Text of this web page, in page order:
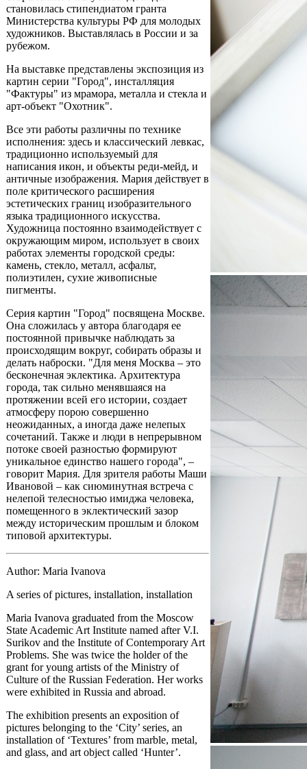
становилась стипендиатом гранта
Министерства культуры РФ для молодых
художников. Выставлялась в России и за
рубежом.
На выставке представлены экспозиция из
картин серии "Город", инсталляция
"Фактуры" из мрамора, металла и стекла и
арт-объект "Охотник".
Все эти работы различны по технике
исполнения: здесь и классический левкас,
традиционно используемый для
написания икон, и объекты реди-мейд, и
античные изображения. Мария действует в
поле критического расширения
эстетических границ изобразительного
языка традиционного искусства.
Художница постоянно взаимодействует с
окружающим миром, использует в своих
работах элементы городской среды:
камень, стекло, металл, асфальт,
полиэтилен, сухие живописные
пигменты.
Серия картин "Город" посвящена Москве.
Она сложилась у автора благодаря ее
постоянной привычке наблюдать за
происходящим вокруг, собирать образы и
делать наброски. "Для меня Москва – это
бесконечная эклектика. Архитектура
города, так сильно менявшаяся на
протяжении всей его истории, создает
атмосферу порою совершенно
неожиданных, а иногда даже нелепых
сочетаний. Также и люди в непрерывном
потоке своей разностью формируют
уникальное единство нашего города", –
говорит Мария. Для зрителя работы Маши
Ивановой – как сиюминутная встреча с
нелепой телесностью имиджа человека,
помещенного в эклектический зазор
между историческим прошлым и блоком
типовой архитектуры.
Author: Maria Ivanova
A series of pictures, installation, installation
Maria Ivanova graduated from the Moscow
State Academic Art Institute named after V.I.
Surikov and the Institute of Contemporary Art
Problems. She was twice the holder of the
grant for young artists of the Ministry of
Culture of the Russian Federation. Her works
were exhibited in Russia and abroad.
The exhibition presents an exposition of
pictures belonging to the ‘City’ series, an
installation of ‘Textures’ from marble, metal,
and glass, and art object called ‘Hunter’.